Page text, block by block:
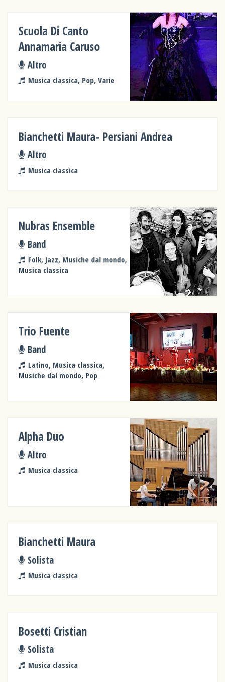
Scuola Di Canto
Annamaria Caruso
Altro
Musica classica, Pop, Varie
Bianchetti Maura- Persiani Andrea
Altro
Musica classica
Nubras Ensemble
Band
Folk, Jazz, Musiche dal mondo,
Musica classica
Trio Fuente
Band
Latino, Musica classica,
Musiche dal mondo, Pop
Alpha Duo
Altro
Musica classica
Bianchetti Maura
Solista
Musica classica
Bosetti Cristian
Solista
Musica classica